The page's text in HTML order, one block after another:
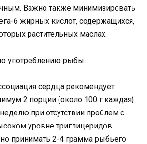
Важно также минимизировать
6 жирных кислот, содержащихся,
растительных маслах.
употреблению рыбы
сердца рекомендует
2 порции (около 100 г каждая)
при отсутствии проблем с
уровне триглицеридов
принимать 2-4 грамма рыбьего